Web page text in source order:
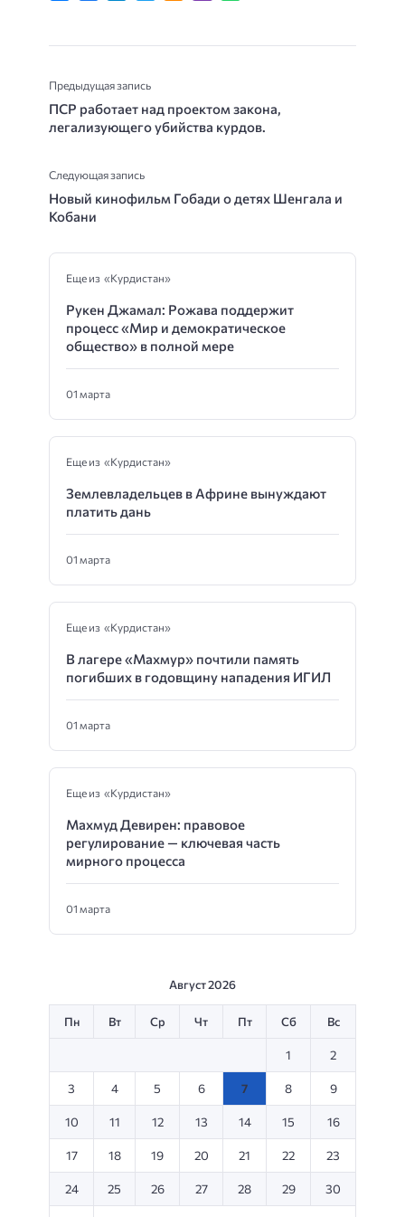
Предыдущая запись
ПСР работает над проектом закона,
легализующего убийства курдов.
Следующая запись
Новый кинофильм Гобади о детях Шенгала и
Кобани
Еще из «Курдистан»
Рукен Джамал: Рожава поддержит
процесс «Мир и демократическое
общество» в полной мере
01 марта
Еще из «Курдистан»
Землевладельцев в Африне вынуждают
платить дань
01 марта
Еще из «Курдистан»
В лагере «Махмур» почтили память
погибших в годовщину нападения ИГИЛ
01 марта
Еще из «Курдистан»
Махмуд Девирен: правовое
регулирование — ключевая часть
мирного процесса
01 марта
Август 2026
Пн Вт Ср Чт Пт Сб Вс
1 2
3 4 5 6 7 8 9
10 11 12 13 14 15 16
17 18 19 20 21 22 23
24 25 26 27 28 29 30